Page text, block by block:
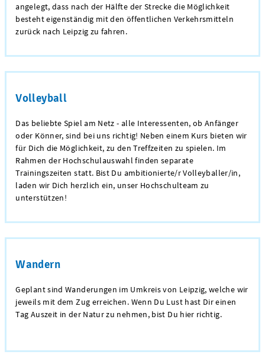
angelegt, dass nach der Hälfte der Strecke die Möglichkeit
besteht eigenständig mit den öffentlichen Verkehrsmitteln
zurück nach Leipzig zu fahren.
Volleyball
Das beliebte Spiel am Netz - alle Interessenten, ob Anfänger
oder Könner, sind bei uns richtig! Neben einem Kurs bieten wir
für Dich die Möglichkeit, zu den Treffzeiten zu spielen. Im
Rahmen der Hochschulauswahl finden separate
Trainingszeiten statt. Bist Du ambitionierte/r Volleyballer/in,
laden wir Dich herzlich ein, unser Hochschulteam zu
unterstützen!
Wandern
Geplant sind Wanderungen im Umkreis von Leipzig, welche wir
jeweils mit dem Zug erreichen. Wenn Du Lust hast Dir einen
Tag Auszeit in der Natur zu nehmen, bist Du hier richtig.